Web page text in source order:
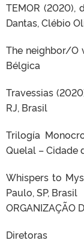
TEMOR (2020),
Dantas, Clébio
The neighbor/O
Bélgica
Travessias
RJ, Brasil
Trilogía
Quelal – Cidade
Whispers to
Paulo, SP, Brasil
ORGANIZAÇÃO
Diretoras